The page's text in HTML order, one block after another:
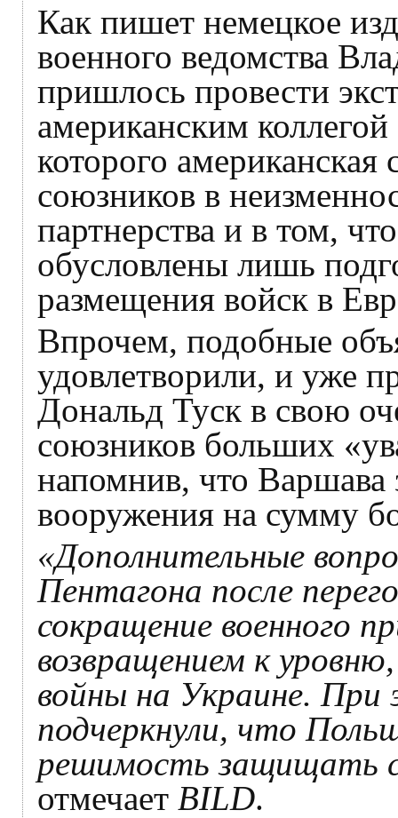
Как пишет немецкое
военного ведомства
пришлось провести
американским
которого американская
союзников в
партнерства и в том,
обусловлены лишь
размещения войск в
Впрочем, подобные
удовлетворили, и уже
Дональд Туск в свою
союзников больших
напомнив, что Варшава
вооружения на сумму
«Дополнительные
Пентагона после
сокращение военного
возвращением к
войны на Украине. При
подчеркнули, что
решимость защищать
отмечает BILD.